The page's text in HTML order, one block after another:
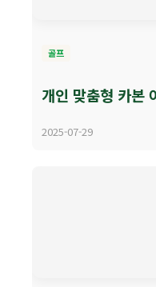
골프
개인 맞춤형 카본
2025-07-29